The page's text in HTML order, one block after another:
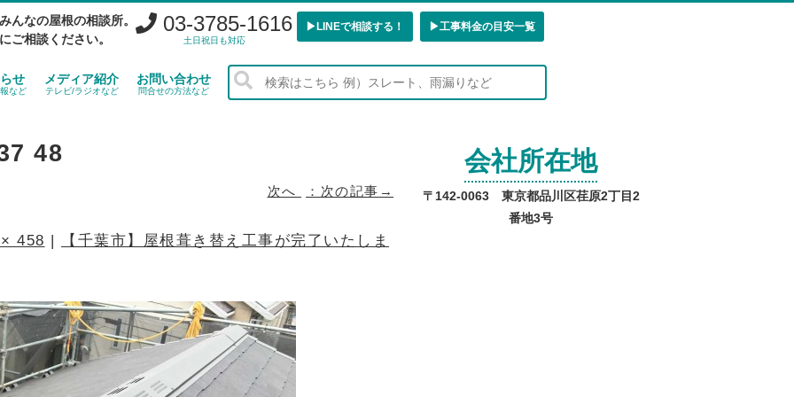
んなの屋根の相談所。
ご相談ください。
03-3785-1616
土日祝日も対応
▶︎LINEで相談する！ ▶︎工事料金の目安一覧
せ
など
メディア紹介
テレビ/ラジオなど
お問い合わせ
問合せの方法など
48
次へ
458 | 【千葉市】屋根葺き替え工事が完了いたしま
会社所在地
〒142-0063 東京都品川区荏原2丁目2
番地3号